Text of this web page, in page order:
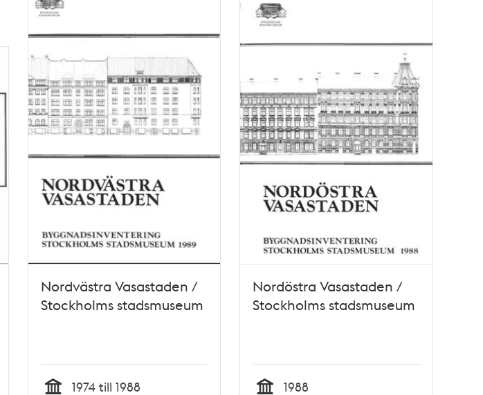
Nordvästra Vasastaden /
Stockholms stadsmuseum
1974 till 1988
Nordöstra Vasastaden /
Stockholms stadsmuseum
1988